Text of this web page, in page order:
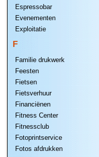
Espressobar
Evenementen
Exploitatie
F
Familie drukwerk
Feesten
Fietsen
Fietsverhuur
Financiënen
Fitness Center
Fitnessclub
Fotoprintservice
Fotos afdrukken